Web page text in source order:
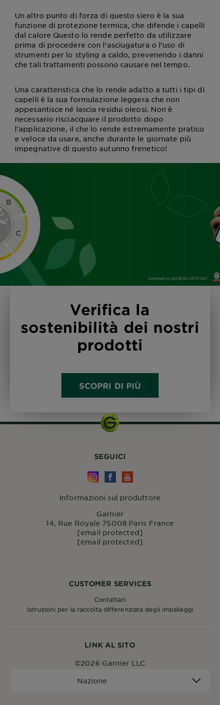
Un altro punto di forza di questo siero è la sua
funzione di protezione termica, che difende i capelli
dal calore Questo lo rende perfetto da utilizzare
prima di procedere con l’asciugatura o l’uso di
strumenti per lo styling a caldo, prevenendo i danni
che tali trattamenti possono causare nel tempo.
Una caratteristica che lo rende adatto a tutti i tipi di
capelli è la sua formulazione leggera che non
appesantisce né lascia residui oleosi. Non è
necessario risciacquare il prodotto dopo
l'applicazione, il che lo rende estremamente pratico
e veloce da usare, anche durante le giornate più
impegnative di questo autunno frenetico!
Verifica la
sostenibilità dei nostri
prodotti
SCOPRI DI PIÙ
LINK AL SITO
Nazione
©2026 Garnier LLC
CUSTOMER SERVICES
Contattaci
Istruzioni per la raccolta differenziata degli imballaggi
SEGUICI
Informazioni sul produttore
Garnier
14, Rue Royale 75008 Paris France
[email protected]
[email protected]